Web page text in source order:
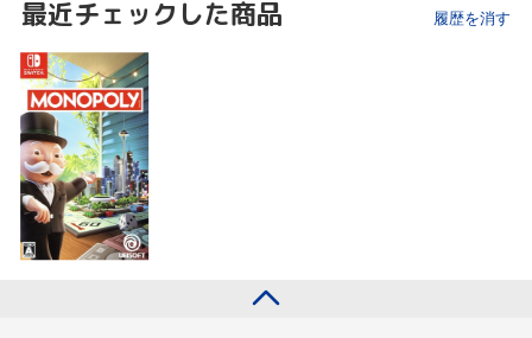
最近チェックした商品 履歴を消す